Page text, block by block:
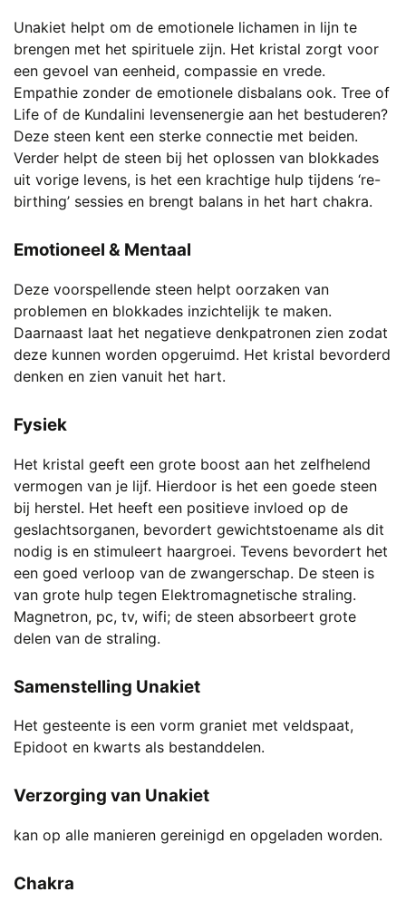
Unakiet helpt om de emotionele lichamen in lijn te
brengen met het spirituele zijn. Het kristal zorgt voor
een gevoel van eenheid, compassie en vrede.
Empathie zonder de emotionele disbalans ook. Tree of
Life of de Kundalini levensenergie aan het bestuderen?
Deze steen kent een sterke connectie met beiden.
Verder helpt de steen bij het oplossen van blokkades
uit vorige levens, is het een krachtige hulp tijdens ‘re-
birthing’ sessies en brengt balans in het hart chakra.
Emotioneel & Mentaal
Deze voorspellende steen helpt oorzaken van
problemen en blokkades inzichtelijk te maken.
Daarnaast laat het negatieve denkpatronen zien zodat
deze kunnen worden opgeruimd. Het kristal bevorderd
denken en zien vanuit het hart.
Fysiek
Het kristal geeft een grote boost aan het zelfhelend
vermogen van je lijf. Hierdoor is het een goede steen
bij herstel. Het heeft een positieve invloed op de
geslachtsorganen, bevordert gewichtstoename als dit
nodig is en stimuleert haargroei. Tevens bevordert het
een goed verloop van de zwangerschap. De steen is
van grote hulp tegen Elektromagnetische straling.
Magnetron, pc, tv, wifi; de steen absorbeert grote
delen van de straling.
Samenstelling Unakiet
Het gesteente is een vorm graniet met veldspaat,
Epidoot en kwarts als bestanddelen.
Verzorging van Unakiet
kan op alle manieren gereinigd en opgeladen worden.
Chakra